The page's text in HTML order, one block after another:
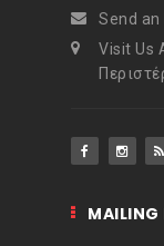
Send
Visit Us
MAILING